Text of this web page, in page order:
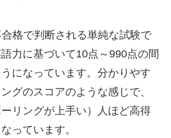
格で判断される単純な試験で
力に基づいて10点～990点の間
になっています。分かりやす
グのスコアのような感じで、
リングが上手い）人ほど高得
っています。